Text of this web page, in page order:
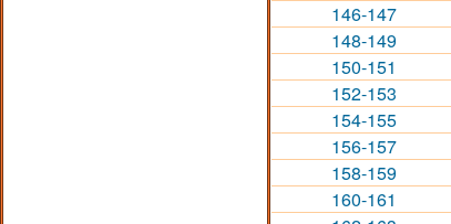
146-147
148-149
150-151
152-153
154-155
156-157
158-159
160-161